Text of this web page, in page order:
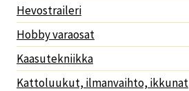
Hevostraileri
Hobby varaosat
Kaasutekniikka
Kattoluukut, ilmanvaihto, ikkunat